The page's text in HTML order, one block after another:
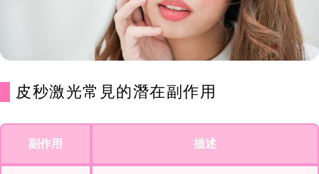
皮秒激光常見的潛在副作用
副作用 描述